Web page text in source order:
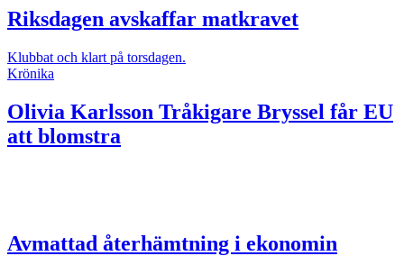
Riksdagen avskaffar matkravet
Klubbat och klart på torsdagen.
Krönika
Olivia Karlsson Tråkigare Bryssel får EU
att blomstra
Avmattad återhämtning i ekonomin